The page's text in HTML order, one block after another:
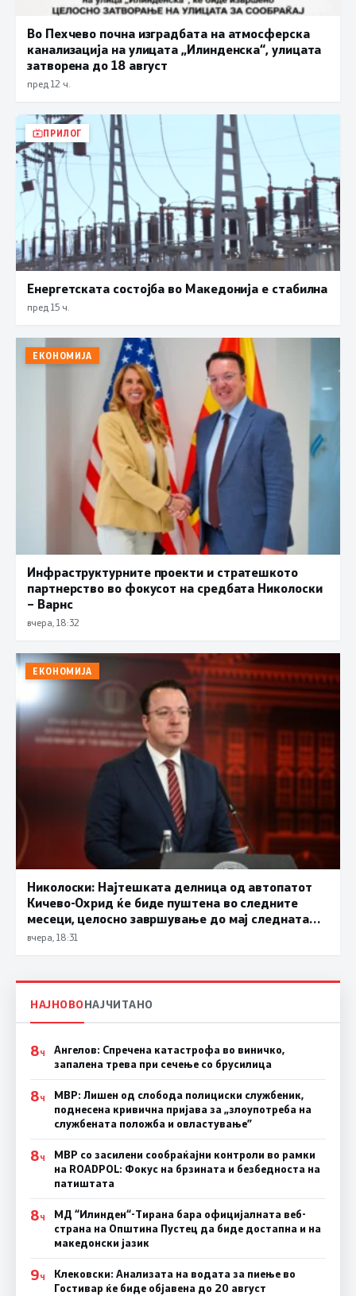
Во Пехчево почна изградбата на атмосферска
канализација на улицата „Илинденска“, улицата
затворена до 18 август
пред 12 ч.
ПРИЛОГ
Енергетската состојба во Македонија е стабилна
пред 15 ч.
ЕКОНОМИЈА
Инфраструктурните проекти и стратешкото
партнерство во фокусот на средбата Николоски
– Варнс
вчера, 18:32
ЕКОНОМИЈА
Николоски: Најтешката делница од автопатот
Кичево-Охрид ќе биде пуштена во следните
месеци, целосно завршување до мај следната
година
вчера, 18:31
НАЈНОВОНАЈЧИТАНО
8Ч
Ангелов: Спречена катастрофа во виничко,
запалена трева при сечење со брусилица
8Ч
МВР: Лишен од слобода полициски службеник,
поднесена кривична пријава за „злоупотреба на
службената положба и овластување”
8Ч
МВР со засилени сообраќајни контроли во рамки
на ROADPOL: Фокус на брзината и безбедноста на
патиштата
8Ч
МД “Илинден“-Тирана бара официјалната веб-
страна на Општина Пустец да биде достапна и на
македонски јазик
9Ч
Клековски: Анализата на водата за пиење во
Гостивар ќе биде објавена до 20 август